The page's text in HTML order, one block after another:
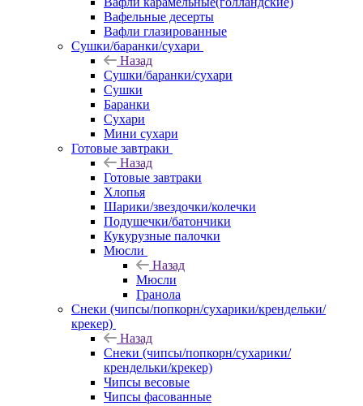
Вафельные десерты
Вафли глазированные
Сушки/баранки/сухари
Назад
Сушки/баранки/сухари
Сушки
Баранки
Сухари
Мини сухари
Готовые завтраки
Назад
Готовые завтраки
Хлопья
Шарики/звездочки/колечки
Подушечки/батончики
Кукурузные палочки
Мюсли
Назад
Мюсли
Гранола
Снеки (чипсы/попкорн/сухарики/крендельки/
крекер)
Назад
Снеки (чипсы/попкорн/сухарики/
крендельки/крекер)
Чипсы весовые
Чипсы фасованные